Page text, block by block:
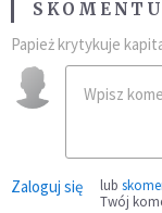
Papież krytykuje
Zaloguj się lub
Twój